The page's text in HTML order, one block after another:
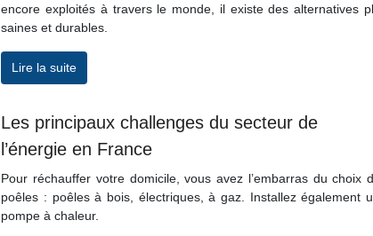
encore exploités à travers le monde, il existe des alternatives
saines et durables.
Lire la suite
Les principaux challenges du secteur de
l’énergie en France
Pour réchauffer votre domicile, vous avez l’embarras du choix
poêles : poêles à bois, électriques, à gaz. Installez également
pompe à chaleur.